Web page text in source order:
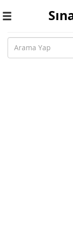
Toggle